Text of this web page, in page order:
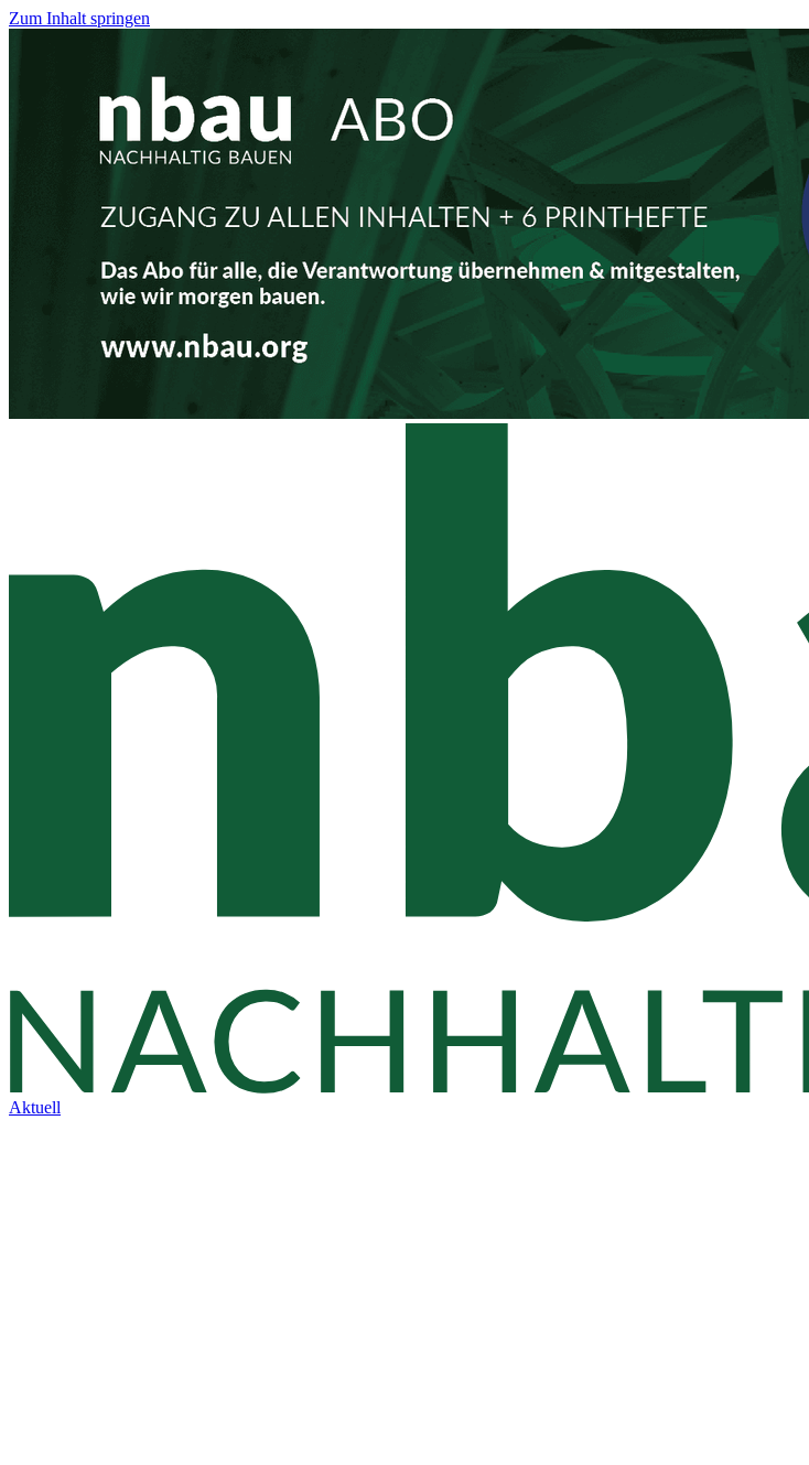
Zum Inhalt springen
Aktuell